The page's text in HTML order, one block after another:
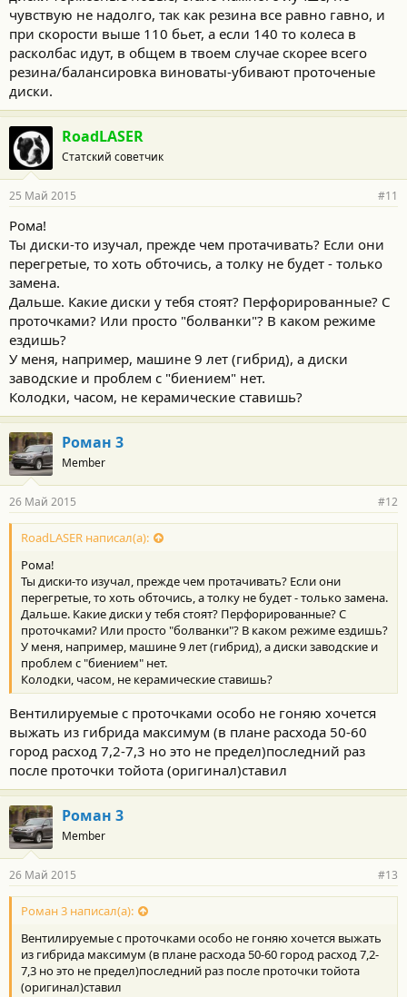
чувствую не надолго, так как резина все равно гавно, и
при скорости выше 110 бьет, а если 140 то колеса в
расколбас идут, в общем в твоем случае скорее всего
резина/балансировка виноваты-убивают проточеные
диски.
RoadLASER
Статский советчик
25 Май 2015 #11
Рома!
Ты диски-то изучал, прежде чем протачивать? Если они
перегретые, то хоть обточись, а толку не будет - только
замена.
Дальше. Какие диски у тебя стоят? Перфорированные? С
проточками? Или просто "болванки"? В каком режиме
ездишь?
У меня, например, машине 9 лет (гибрид), а диски
заводские и проблем с "биением" нет.
Колодки, часом, не керамические ставишь?
Роман 3
Member
26 Май 2015 #12
RoadLASER написал(а):
Рома!
Ты диски-то изучал, прежде чем протачивать? Если они
перегретые, то хоть обточись, а толку не будет - только замена.
Дальше. Какие диски у тебя стоят? Перфорированные? С
проточками? Или просто "болванки"? В каком режиме ездишь?
У меня, например, машине 9 лет (гибрид), а диски заводские и
проблем с "биением" нет.
Колодки, часом, не керамические ставишь?
Вентилируемые с проточками особо не гоняю хочется
выжать из гибрида максимум (в плане расхода 50-60
город расход 7,2-7,3 но это не предел)последний раз
после проточки тойота (оригинал)ставил
Роман 3
Member
26 Май 2015 #13
Роман 3 написал(а):
Вентилируемые с проточками особо не гоняю хочется выжать
из гибрида максимум (в плане расхода 50-60 город расход 7,2-
7,3 но это не предел)последний раз после проточки тойота
(оригинал)ставил